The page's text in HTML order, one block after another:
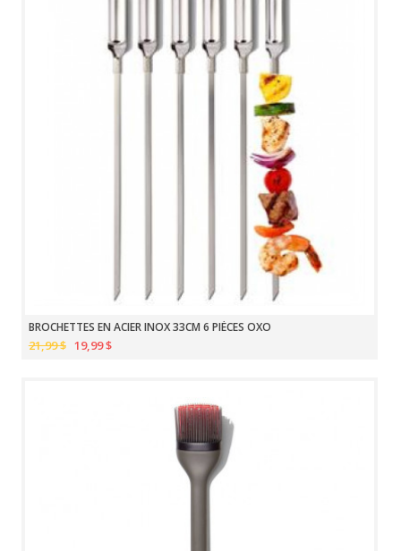
BROCHETTES EN ACIER INOX 33CM 6 PIÈCES OXO
21,99 $ 19,99 $